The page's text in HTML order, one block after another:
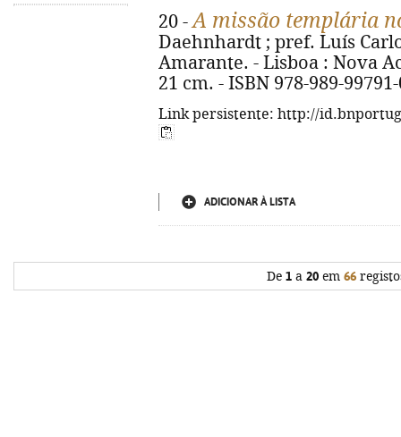
20 -A missão templária
Daehnhardt ; pref. Luís
Amarante. - Lisboa : Nova
21 cm. - ISBN 978-989-
Link persistente: http://
ADICIONAR À LISTA
De 1a 20em 66